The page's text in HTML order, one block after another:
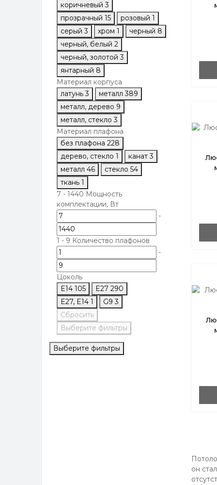
коричневый 3
прозрачный 15 розовый 1
серый 3 хром 1 черный 8
черный, белый 2
черный, золотой 3
янтарный 8
Материал корпуса
латунь 3 металл 389
металл, дерево 9
металл, стекло 3
Материал плафона
без плафона 228
дерево, стекло 1 канат 3
металл 46 стекло 54
ткань 1
7 - 1440 Мощность
комплектации, Вт
-
1 - 9 Количество плафонов
-
Цоколь
E14 105 E27 290
E27, E14 1 G9 3
Сбросить
Выберите фильтры
Выберите фильтры
он